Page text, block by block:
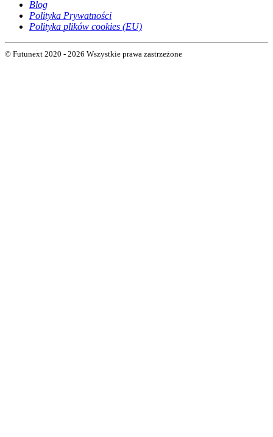
Blog
Polityka Prywatności
Polityka plików cookies (EU)
© Futunext 2020 - 2026 Wszystkie prawa zastrzeżone